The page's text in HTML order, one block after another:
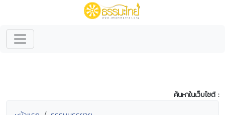
ค้นหาในเว็บไซต์ :